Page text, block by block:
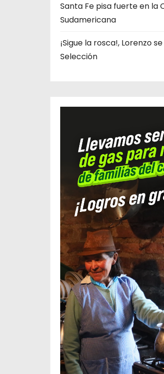
Santa Fe pisa fuerte en la
Sudamericana
¡Sigue la rosca!, Lorenzo
Selección